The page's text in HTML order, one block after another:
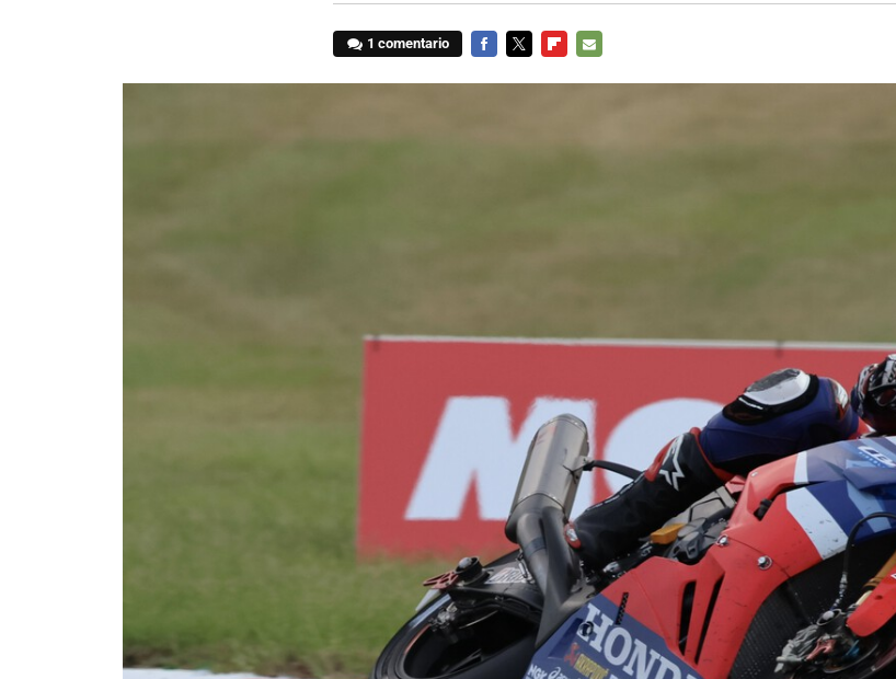
1 comentario